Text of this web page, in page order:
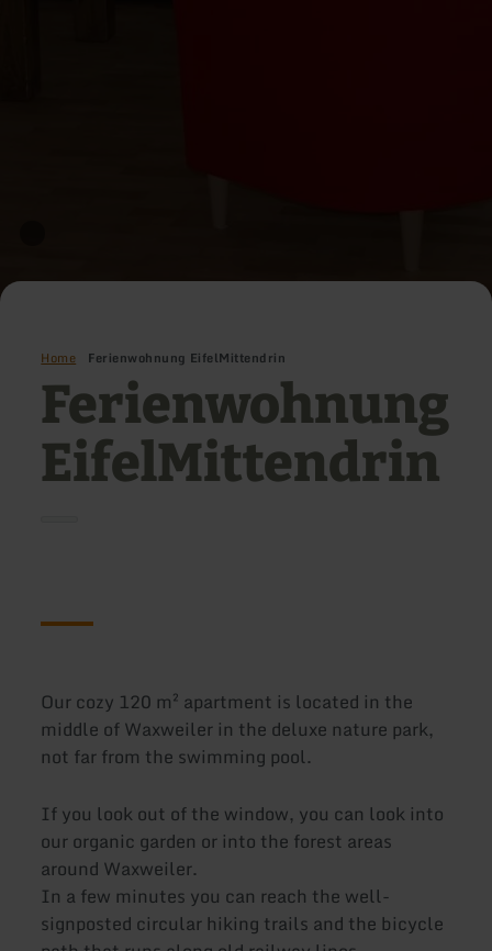
Home Ferienwohnung EifelMittendrin
Ferienwohnung
EifelMittendrin
Our cozy 120 m² apartment is located in the
middle of Waxweiler in the deluxe nature park,
not far from the swimming pool.
If you look out of the window, you can look into
our organic garden or into the forest areas
around Waxweiler.
In a few minutes you can reach the well-
signposted circular hiking trails and the bicycle